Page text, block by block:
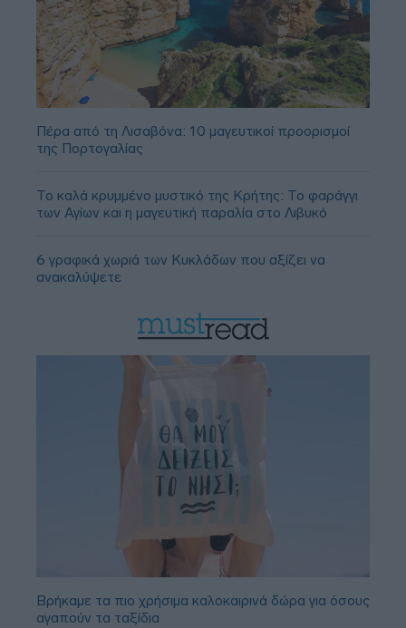
Πέρα από τη Λισαβόνα: 10 μαγευτικοί προορισμοί
της Πορτογαλίας
Το καλά κρυμμένο μυστικό της Κρήτης: Το φαράγγι
των Αγίων και η μαγευτική παραλία στο Λιβυκό
6 γραφικά χωριά των Κυκλάδων που αξίζει να
ανακαλύψετε
Βρήκαμε τα πιο χρήσιμα καλοκαιρινά δώρα για όσους
αγαπούν τα ταξίδια